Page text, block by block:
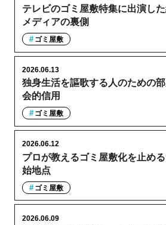
テレビのゴミ屋敷特集に出演し
メディアの裏側
ゴミ屋敷
独身生活を謳歌する人のための
会的信用
2026.06.13
ゴミ屋敷
プロが教えるゴミ屋敷化を止め
始地点
2026.06.12
ゴミ屋敷
2026.06.09